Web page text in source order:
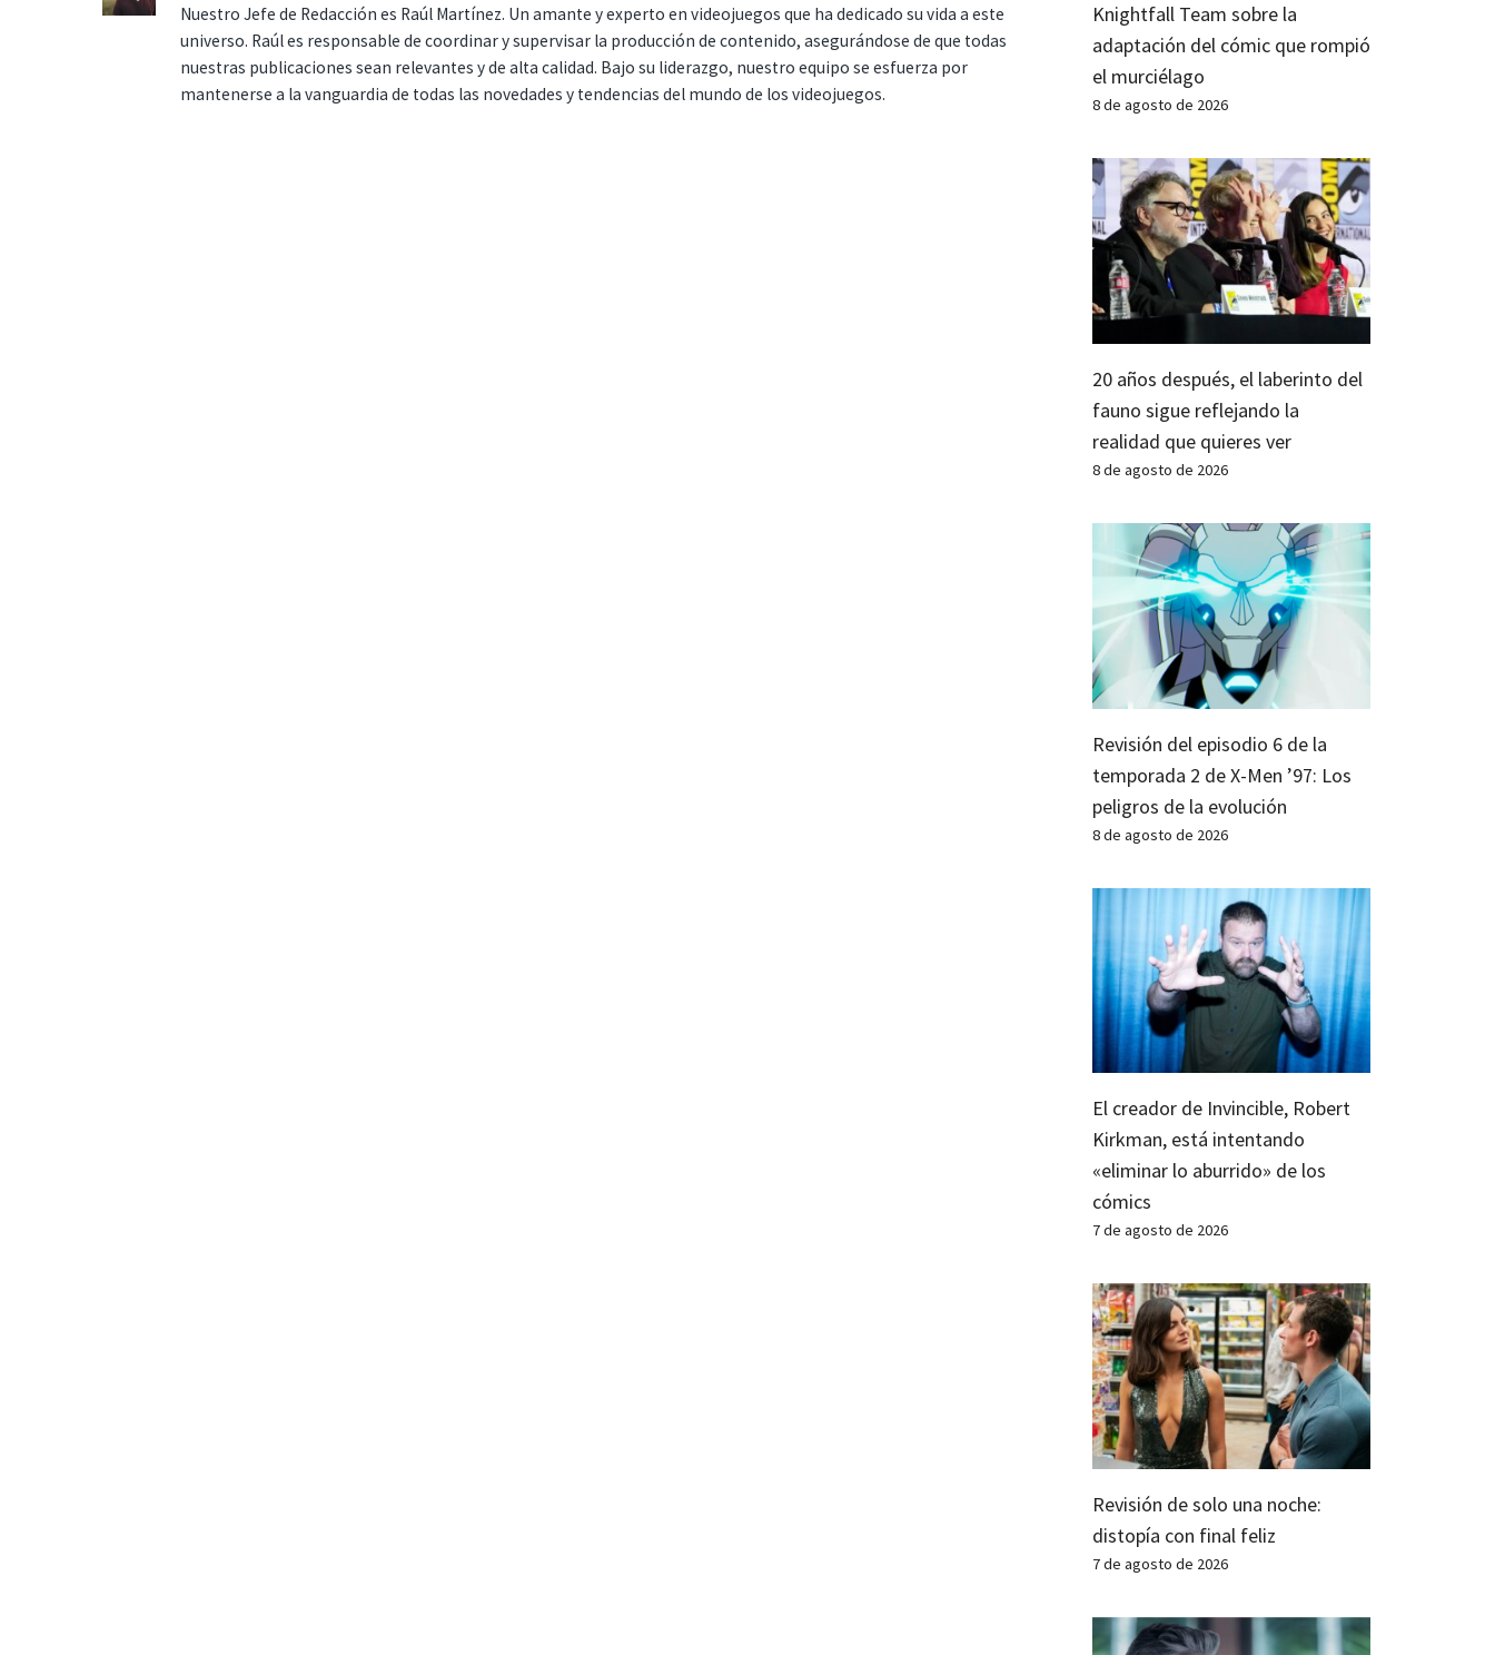
Nuestro Jefe de Redacción es Raúl Martínez. Un amante y experto en videojuegos que ha dedicado su vida a este
universo. Raúl es responsable de coordinar y supervisar la producción de contenido, asegurándose de que todas
nuestras publicaciones sean relevantes y de alta calidad. Bajo su liderazgo, nuestro equipo se esfuerza por
mantenerse a la vanguardia de todas las novedades y tendencias del mundo de los videojuegos.
Knightfall Team sobre la
adaptación del cómic que rompió
el murciélago
8 de agosto de 2026
20 años después, el laberinto del
fauno sigue reflejando la
realidad que quieres ver
8 de agosto de 2026
Revisión del episodio 6 de la
temporada 2 de X-Men ’97: Los
peligros de la evolución
8 de agosto de 2026
El creador de Invincible, Robert
Kirkman, está intentando
«eliminar lo aburrido» de los
cómics
7 de agosto de 2026
Revisión de solo una noche:
distopía con final feliz
7 de agosto de 2026